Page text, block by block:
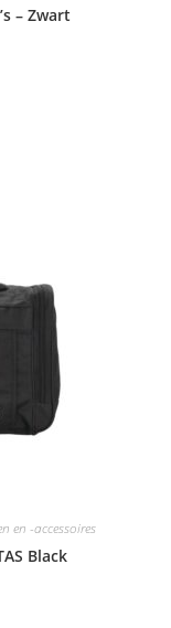
– Zwart
en -accessoires
Black